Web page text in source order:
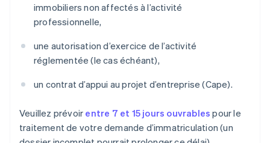
immobiliers non affectés à l’activité
professionnelle,
une autorisation d’exercice de l’activité
réglementée (le cas échéant),
un contrat d’appui au projet d’entreprise (Cape).
Veuillez prévoir entre 7 et 15 jours ouvrables pour le
traitement de votre demande d’immatriculation (un